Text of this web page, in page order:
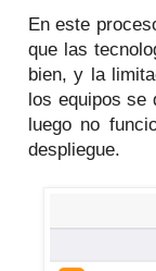
En este
que las
bien, y la
los equipos se
luego no
despliegue.